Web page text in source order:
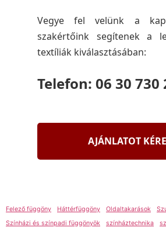
Vegye fel velünk a
szakértőink segítenek a
textíliák kiválasztásában:
Telefon: 06 30 730
AJÁNLATOT
Felező függöny Háttérfüggöny Oldaltakarások
Színházi és színpadi függönyök
színháztechnika